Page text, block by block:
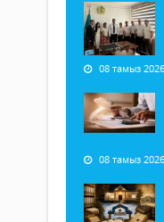
08 тамыз
08 тамыз